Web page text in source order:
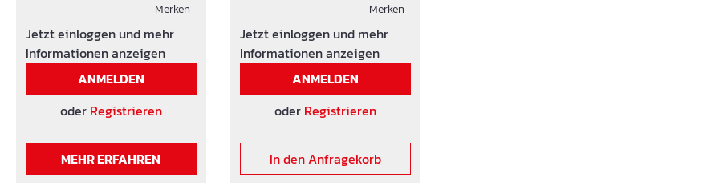
Merken
Jetzt einloggen und mehr
Informationen anzeigen
ANMELDEN
oder Registrieren
MEHR ERFAHREN
Merken
Jetzt einloggen und mehr
Informationen anzeigen
ANMELDEN
oder Registrieren
In den Anfragekorb